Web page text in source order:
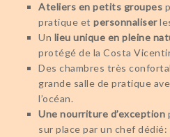
Ateliers en petits groupes
pratique et personnaliser
Un lieu unique en pleine
protégé de la Costa
Des chambres très
grande salle de pratique
l’océan.
Une nourriture d’exception
sur place par un chef dédié: